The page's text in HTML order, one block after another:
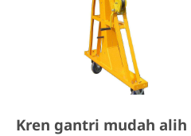
Kren gantri mudah alih